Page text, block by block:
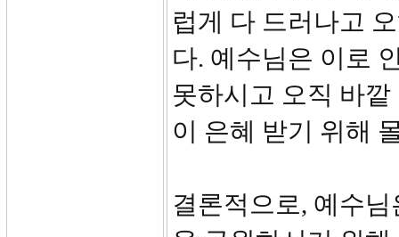
럽게 다 드러나고
다. 예수님은 이로
못하시고 오직 바
이 은혜 받기 위해
결론적으로, 예수